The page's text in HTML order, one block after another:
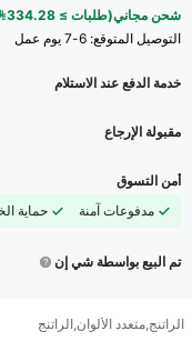
شحن مجاني(طلبات ≥ 334.28)
التوصيل المتوقع: 6-7 يوم عمل
خدمة الدفع عند الاستلام
مقبولة الإرجاع
أمن التسوق
مدفوعات آمنة
حماية
تم البيع بواسطة شي إن
الراتنج,متعدد الألوان,الراتنج
4.81
1.6K